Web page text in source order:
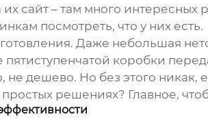
сайт – там много интересных
посмотреть, что у них есть.
Даже небольшая
пятиступенчатой коробки
дешево. Но без этого
решениях? Главное,